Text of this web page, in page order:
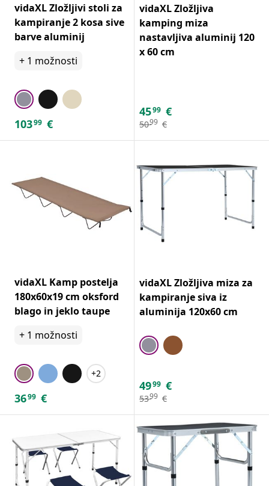
vidaXL Zložljivi stoli za
kampiranje 2 kosa sive
barve aluminij
+ 1 možnosti
10399 €
vidaXL Zložljiva
kamping miza
nastavljiva aluminij 120
x 60 cm
4599 €
5099 €
vidaXL Kamp postelja
180x60x19 cm oksford
blago in jeklo taupe
+ 1 možnosti
+2
3699 €
vidaXL Zložljiva miza za
kampiranje siva iz
aluminija 120x60 cm
4999 €
5399 €